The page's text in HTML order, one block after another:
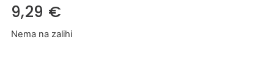
9,29 €
Nema na zalihi